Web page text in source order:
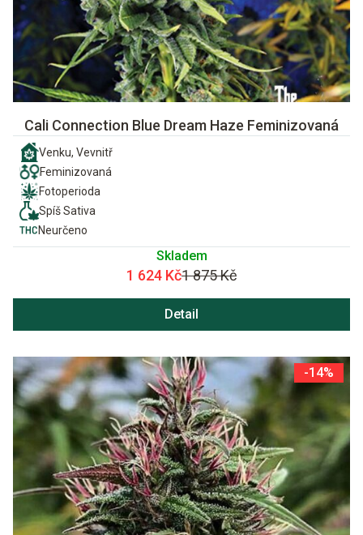
Cali Connection Blue Dream Haze Feminizovaná
Venku, Vevnitř
Feminizovaná
Fotoperioda
Spíš Sativa
Neurčeno
Skladem
1 624 Kč1 875 Kč
Detail
-14%